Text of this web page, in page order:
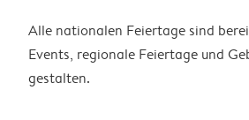
Alle nationalen Feiertage sind
Events, regionale Feiertage und
gestalten.